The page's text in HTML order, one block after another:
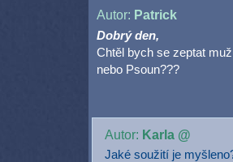
Autor: Patrick
Dobrý den,
Chtěl bych se zeptat
nebo Psoun???
Autor: Karla @
Jaké soužití je